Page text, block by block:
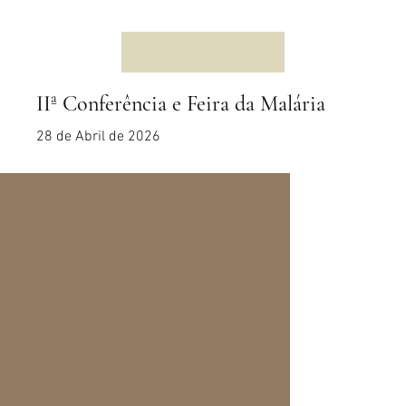
28 de Abril de 2026
IIª Conferência e Feira da Malária